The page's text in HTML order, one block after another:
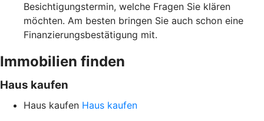
Besichtigungstermin, welche Fragen Sie klären
möchten. Am besten bringen Sie auch schon eine
Finanzierungsbestätigung mit.
Immobilien finden
Haus kaufen
Haus kaufen Haus kaufen